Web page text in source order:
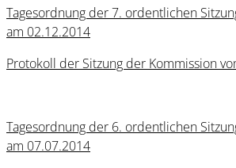
Tagesordnung der 7. ordentlichen
am 02.12.2014
Protokoll der Sitzung der Kommission
Tagesordnung der 6. ordentlichen
am 07.07.2014